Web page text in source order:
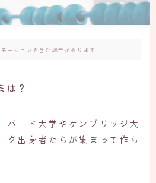
ーションを含む場合があります
は？
バード大学やケンブリッジ大
グ出身者たちが集まって作ら